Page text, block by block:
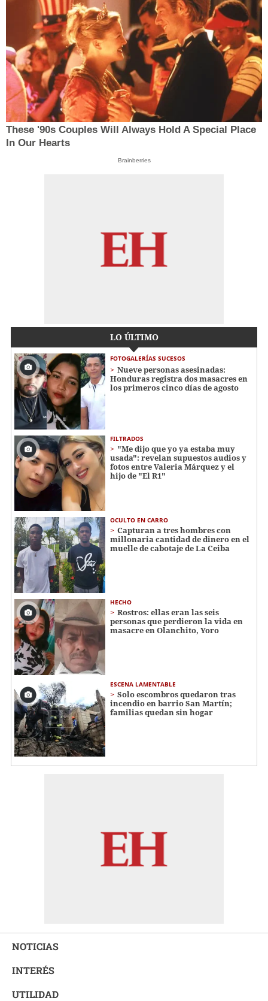
These '90s Couples Will Always Hold A Special Place
In Our Hearts
Brainberries
LO ÚLTIMO
FOTOGALERÍAS SUCESOS
Nueve personas asesinadas:
Honduras registra dos masacres en
los primeros cinco días de agosto
FILTRADOS
"Me dijo que yo ya estaba muy
usada": revelan supuestos audios y
fotos entre Valeria Márquez y el
hijo de "El R1"
OCULTO EN CARRO
Capturan a tres hombres con
millonaria cantidad de dinero en el
muelle de cabotaje de La Ceiba
HECHO
Rostros: ellas eran las seis
personas que perdieron la vida en
masacre en Olanchito, Yoro
ESCENA LAMENTABLE
Solo escombros quedaron tras
incendio en barrio San Martín;
familias quedan sin hogar
NOTICIAS
INTERÉS
UTILIDAD